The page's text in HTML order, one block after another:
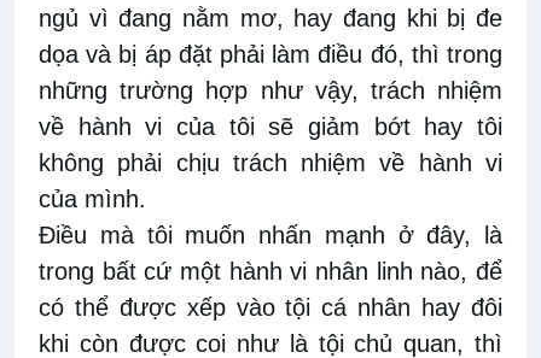
ngủ vì đang nằm mơ, hay đang khi bị đe
dọa và bị áp đặt phải làm điều đó, thì trong
những trường hợp như vậy, trách nhiệm
về hành vi của tôi sẽ giảm bớt hay tôi
không phải chịu trách nhiệm về hành vi
của mình.
Điều mà tôi muốn nhấn mạnh ở đây, là
trong bất cứ một hành vi nhân linh nào, để
có thể được xếp vào tội cá nhân hay đôi
khi còn được coi như là tội chủ quan, thì